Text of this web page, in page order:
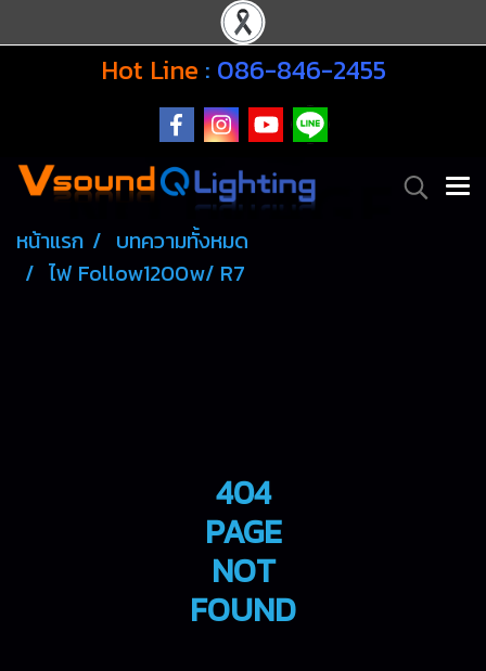
Hot Line : 086-846-2455
หน้าแรก
บทความทั้งหมด
ไฟ Follow1200w/ R7
404
PAGE
NOT
FOUND